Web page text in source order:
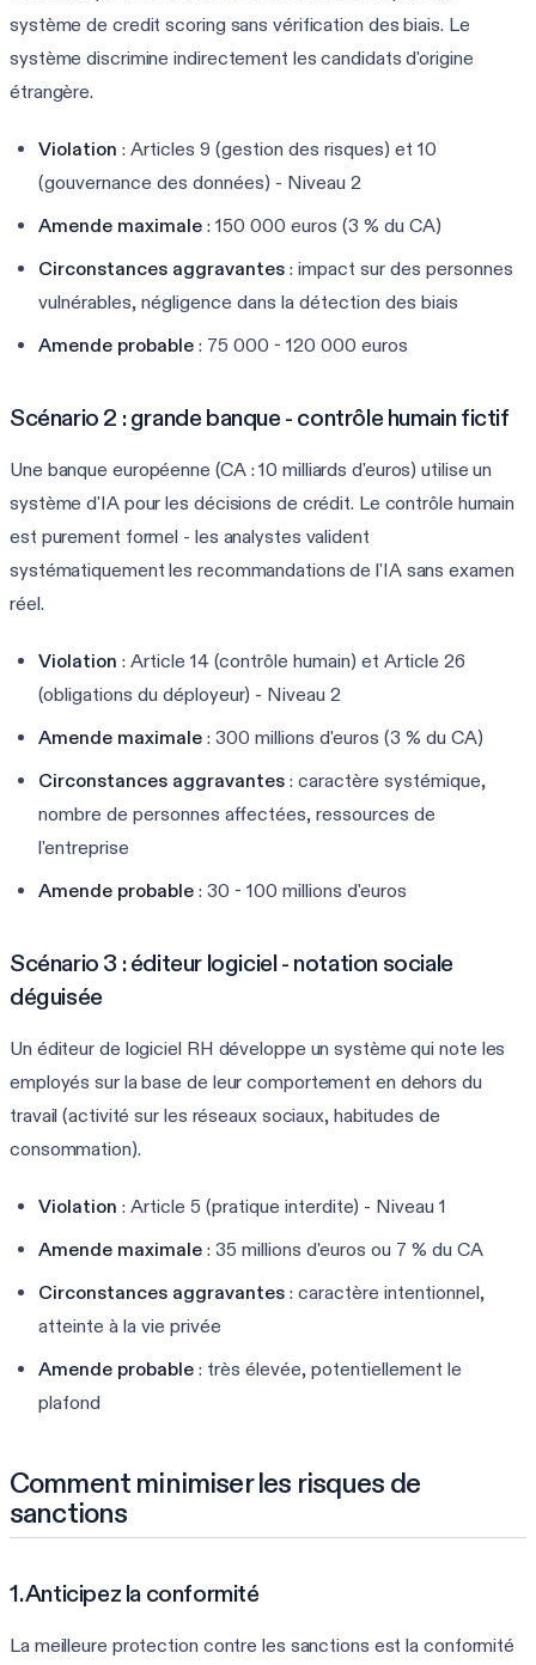
système de credit scoring sans vérification des biais. Le
système discrimine indirectement les candidats d'origine
étrangère.
Violation : Articles 9 (gestion des risques) et 10
(gouvernance des données) - Niveau 2
Amende maximale : 150 000 euros (3 % du CA)
Circonstances aggravantes : impact sur des personnes
vulnérables, négligence dans la détection des biais
Amende probable : 75 000 - 120 000 euros
Scénario 2 : grande banque - contrôle humain fictif
Une banque européenne (CA : 10 milliards d'euros) utilise un
système d'IA pour les décisions de crédit. Le contrôle humain
est purement formel - les analystes valident
systématiquement les recommandations de l'IA sans examen
réel.
Violation : Article 14 (contrôle humain) et Article 26
(obligations du déployeur) - Niveau 2
Amende maximale : 300 millions d'euros (3 % du CA)
Circonstances aggravantes : caractère systémique,
nombre de personnes affectées, ressources de
l'entreprise
Amende probable : 30 - 100 millions d'euros
Scénario 3 : éditeur logiciel - notation sociale
déguisée
Un éditeur de logiciel RH développe un système qui note les
employés sur la base de leur comportement en dehors du
travail (activité sur les réseaux sociaux, habitudes de
consommation).
Violation : Article 5 (pratique interdite) - Niveau 1
Amende maximale : 35 millions d'euros ou 7 % du CA
Circonstances aggravantes : caractère intentionnel,
atteinte à la vie privée
Amende probable : très élevée, potentiellement le
plafond
Comment minimiser les risques de
sanctions
1. Anticipez la conformité
La meilleure protection contre les sanctions est la conformité